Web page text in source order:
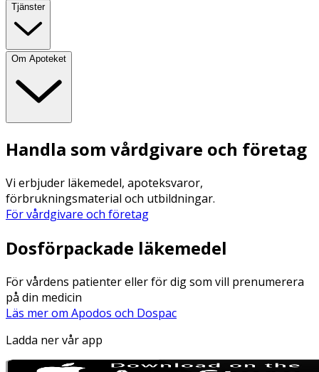
Tjänster
Om Apoteket
Handla som vårdgivare och företag
Vi erbjuder läkemedel, apoteksvaror,
förbrukningsmaterial och utbildningar.
För vårdgivare och företag
Dosförpackade läkemedel
För vårdens patienter eller för dig som vill prenumerera
på din medicin
Läs mer om Apodos och Dospac
Ladda ner vår app